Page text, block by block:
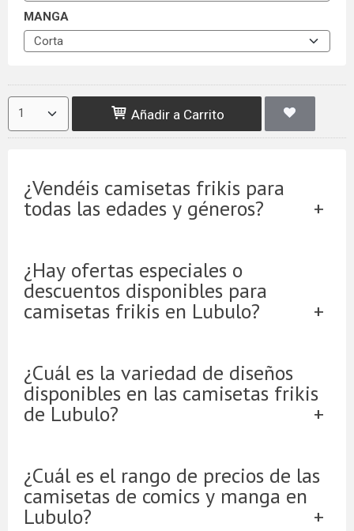
MANGA
Añadir a Carrito
¿Vendéis camisetas frikis para
todas las edades y géneros?
¿Hay ofertas especiales o
descuentos disponibles para
camisetas frikis en Lubulo?
¿Cuál es la variedad de diseños
disponibles en las camisetas frikis
de Lubulo?
¿Cuál es el rango de precios de las
camisetas de comics y manga en
Lubulo?